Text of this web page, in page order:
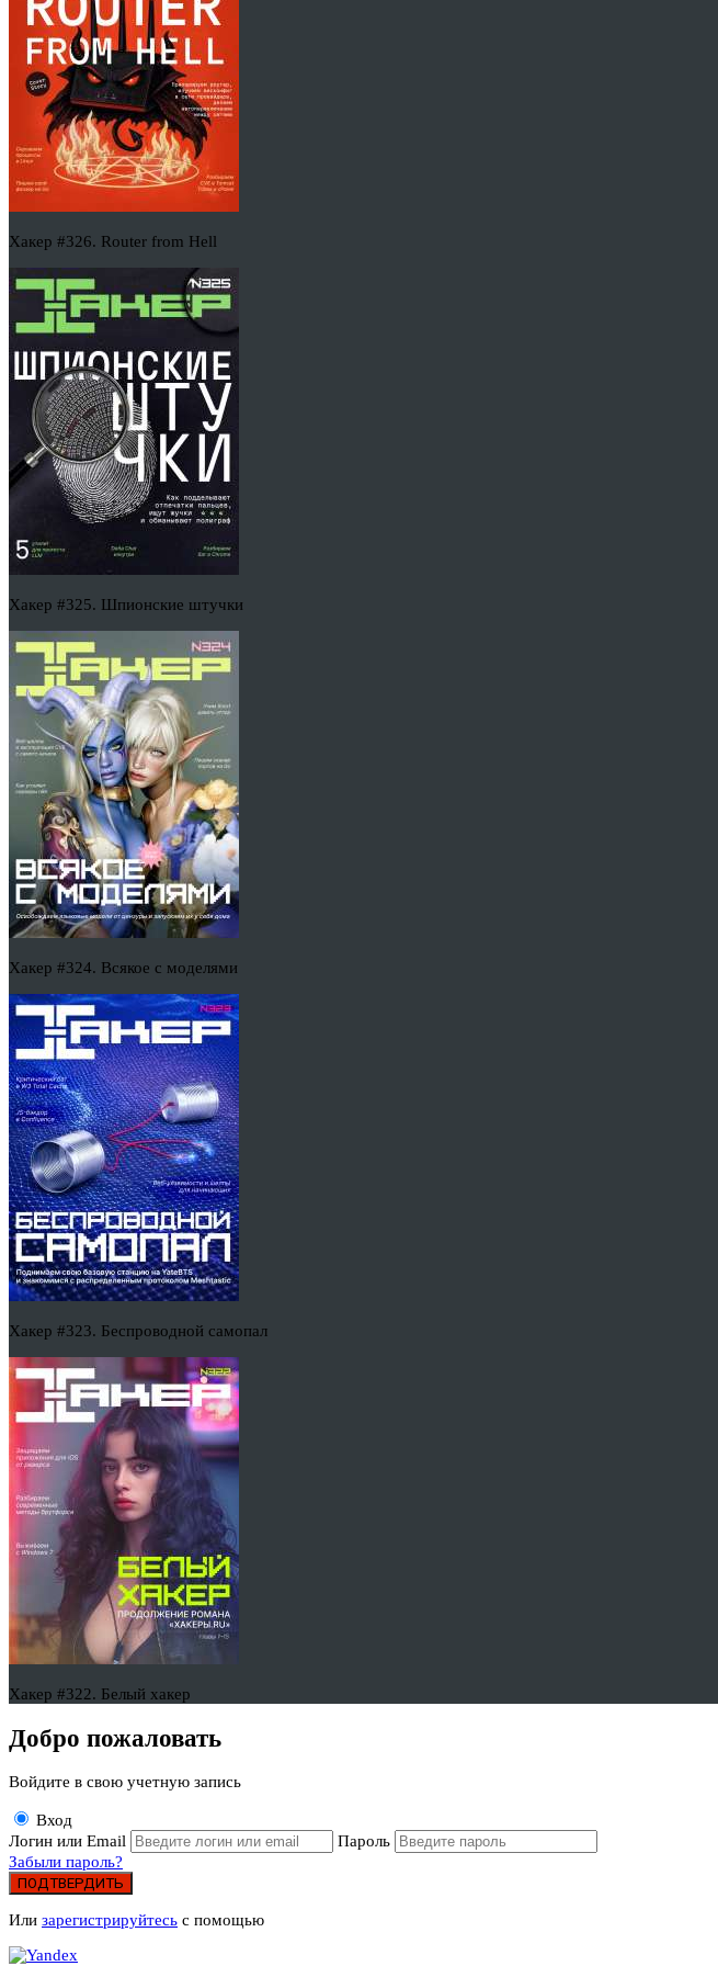
Хакер #326. Router from Hell
Хакер #325. Шпионские штучки
Хакер #324. Всякое с моделями
Хакер #323. Беспроводной самопал
Хакер #322. Белый хакер
Добро пожаловать
Войдите в свою учетную запись
Вход
Логин или Email
Пароль
Забыли пароль?
ПОДТВЕРДИТЬ
Или зарегистрируйтесь с помощью